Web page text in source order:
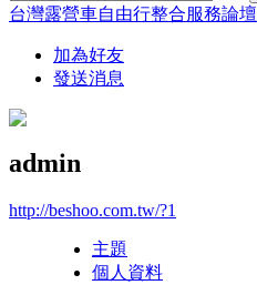
台灣露營車自由行整合服務論壇
加為好友
發送消息
admin
http://beshoo.com.tw/?1
主題
個人資料